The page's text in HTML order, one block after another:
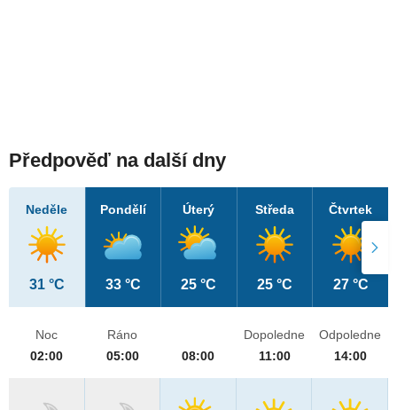
Předpověď na další dny
Neděle
31 °C
Pondělí
33 °C
Úterý
25 °C
Středa
25 °C
Čtvrtek
27 °C
Noc
02:00
Ráno
05:00
08:00
Dopoledne
11:00
Odpoledne
14:00